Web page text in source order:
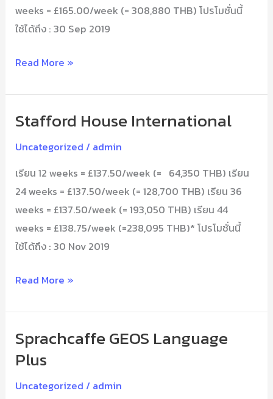
weeks = £165.00/week (= 308,880 THB) โปรโมชั่นนี้
ใช้ได้ถึง : 30 Sep 2019
Read More »
Stafford House International
Uncategorized / admin
เรียน 12 weeks = £137.50/week (= 64,350 THB) เรียน
24 weeks = £137.50/week (= 128,700 THB) เรียน 36
weeks = £137.50/week (= 193,050 THB) เรียน 44
weeks = £138.75/week (=238,095 THB)* โปรโมชั่นนี้
ใช้ได้ถึง : 30 Nov 2019
Stafford
International
Read More »
Sprachcaffe GEOS Language
Plus
Uncategorized / admin
Sprachcaffe
GEOS
Plus